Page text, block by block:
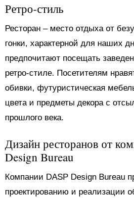
Ретро-стиль
Ресторан ‒ место отдыха от
гонки, характерной для наших
предпочитают посещать
ретро-стиле. Посетителям
обивки, футуристическая
цвета и предметы декора с
прошлого века.
Дизайн ресторанов от
Design Bureau
Компании DASP Design Bureau
проектированию и реализации